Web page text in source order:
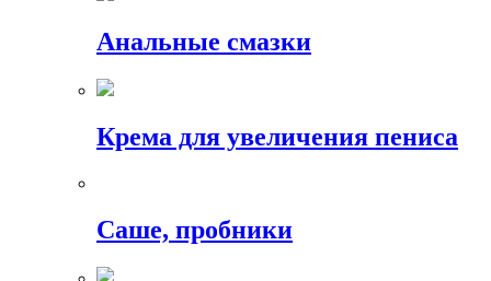
Анальные смазки
Крема для увеличения пениса
Саше, пробники